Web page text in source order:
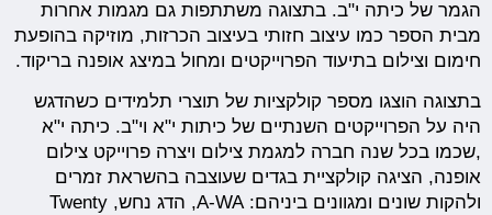
הגמר של כיתה י"ב. בתצוגה משתתפות גם מגמות אחרות
מבית הספר כמו עיצוב חזותי בעיצוב הכרזות, מוזיקה בהופעת
חימום וצילום בתיעוד הפרוייקטים ומחול במיצג אופנה בריקוד.
בתצוגה הוצגו מספר קולקציות של תוצרי תלמידים כשהדגש
היה על הפרוייקטים השנתיים של כיתות י"א וי"ב. כיתה י"א
,שכמו בכל שנה חברה למגמת צילום ויצרה פרוייקט צילום
אופנה, הציגה קולקציית בגדים שעוצבה בהשראת זמרים
ולהקות שונים ומגוונים ביניהם: A-WA, הדג נחש, Twenty